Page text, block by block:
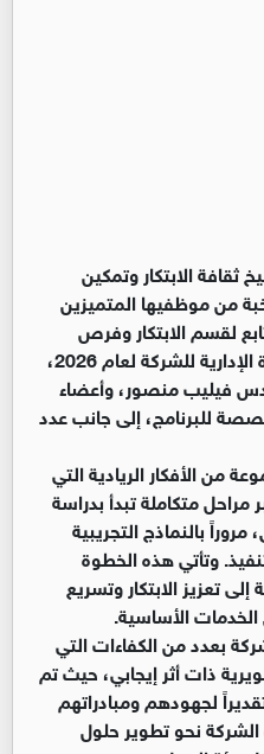
ثقافة الابتكار وتمكين
من موظفيها المتميزين
لقسم الابتكار وفرص
النمو (IGO)، وذلك خلال الندوة الإدارية للشركة لعام 2026،
فيليب منصور، وأعضاء
للبرنامج، إلى جانب عدد
من الأفكار الريادية التي
متكاملة تبدأ بدراسة
مروراً بالنماذج التجريبية
وتأتي هذه الخطوة
تعزيز الابتكار وتسريع
الخدمات الأساسية.
بعدد من الكفاءات التي
ذات أثر إيجابي، حيث تم
لجهودهم ومبادراتهم
نحو تطوير حلول